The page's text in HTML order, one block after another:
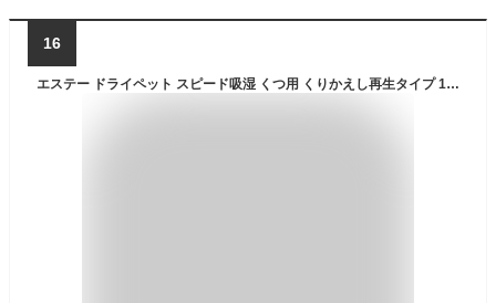
16
エステー ドライペット スピード吸湿 くつ用 くりかえし再生タイプ 150g 2個入(1足分)